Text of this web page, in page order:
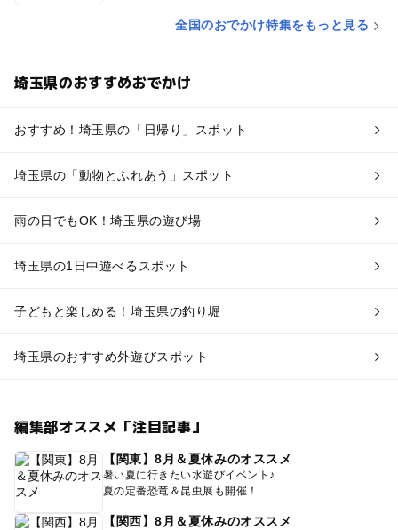
全国のおでかけ特集をもっと見る
埼玉県のおすすめおでかけ
おすすめ！埼玉県の「日帰り」スポット
埼玉県の「動物とふれあう」スポット
雨の日でもOK！埼玉県の遊び場
埼玉県の1日中遊べるスポット
子どもと楽しめる！埼玉県の釣り堀
埼玉県のおすすめ外遊びスポット
編集部オススメ「注目記事」
【関東】8月＆夏休みのオススメ
暑い夏に行きたい水遊びイベント♪
夏の定番恐竜＆昆虫展も開催！
【関西】8月＆夏休みのオススメ